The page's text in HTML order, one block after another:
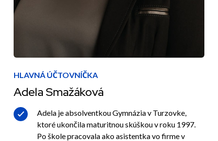
HLAVNÁ ÚČTOVNÍČKA
Adela Smažáková
Adela je absolventkou Gymnázia v Turzovke,
ktoré ukončila maturitnou skúškou v roku 1997.
Po škole pracovala ako asistentka vo firme v